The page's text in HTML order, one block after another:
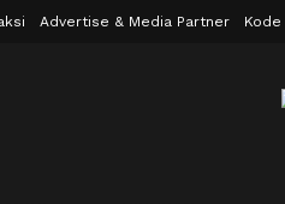
Advertise & Media Partner Kode